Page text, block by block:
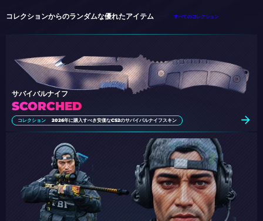
コレクションからのランダムな優れたアイテム すべてのコレクション
SCORCHED
サバイバルナイフ
コレクション 2026年に購入すべき安価なCS2のサバイバルナイフスキン